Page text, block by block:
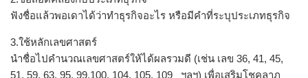
ฟังชื่อแล้วพอเดาได้ว่าทำธุรกิจอะไร หรือมีคำที่ระบุประเภทธุรกิจ
3.ใช้หลักเลขศาสตร์
นำชื่อไปคำนวณเลขศาสตร์ให้ได้ผลรวมดี (เช่น เลข 36, 41, 45,
51, 59, 63, 95, 99,100, 104, 105, 109 ฯลฯ) เพื่อเสริมโชคลาภ